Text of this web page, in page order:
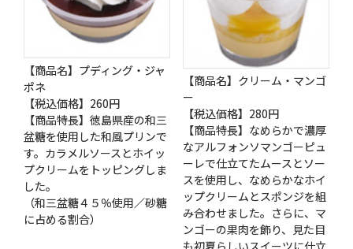
【商品名】プディング・ジャ
ポネ
【税込価格】260円
【商品特長】徳島県産の和三
盆糖を使用した和風プリンで
す。カラメルソースとホイッ
プクリームをトッピングしま
した。
（和三盆糖４５％使用／砂糖
に占める割合）
【商品名】クリーム・マンゴ
ー
【税込価格】280円
【商品特長】なめらかで濃厚
なアルフォンソマンゴーピュ
ーレで仕立てたムースとソー
スを使用し、なめらかなホイ
ップクリームとスポンジを組
み合わせました。さらに、マ
ンゴーの果肉を飾り、見た目